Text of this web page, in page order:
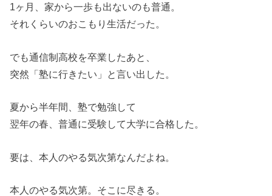
1ヶ月、家から一歩も出ないのも普通。
それくらいのおこもり生活だった。
でも通信制高校を卒業したあと、
突然「塾に行きたい」と言い出した。
夏から半年間、塾で勉強して
翌年の春、普通に受験して大学に合格した。
要は、本人のやる気次第なんだよね。
本人のやる気次第。そこに尽きる。